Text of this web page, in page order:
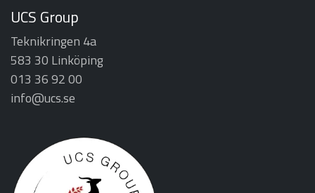
UCS Group
Teknikringen 4a
583 30 Linköping
013 36 92 00
info@ucs.se